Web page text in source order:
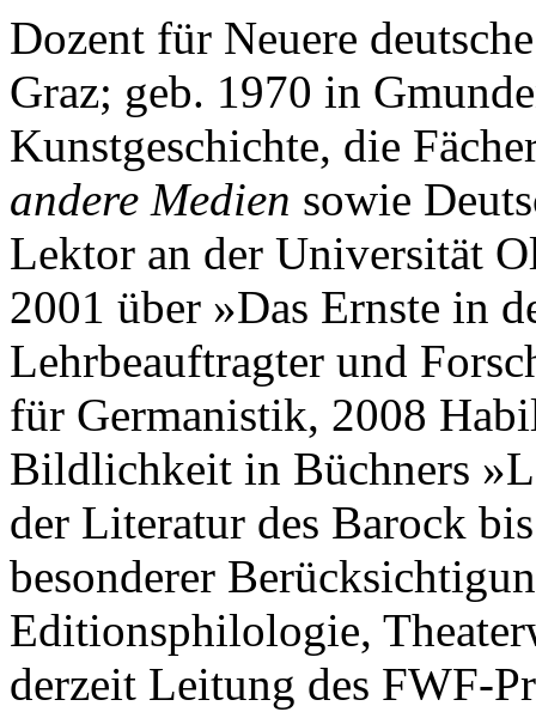
Dozent für Neuere
Graz; geb. 1970 in
Kunstgeschichte, die
andere Medien sowie
Lektor an der Universität
2001 über »Das Ernste in
Lehrbeauftragter und
für Germanistik, 2008
Bildlichkeit in Büchners
der Literatur des Barock
besonderer
Editionsphilologie,
derzeit Leitung des FWF-